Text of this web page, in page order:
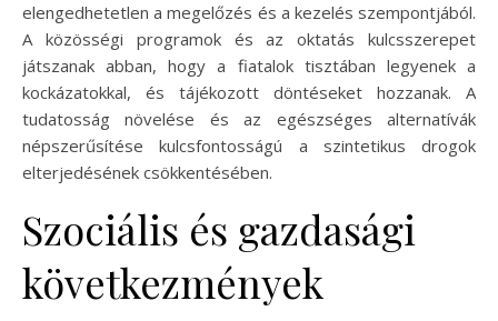
elengedhetetlen a megelőzés és a kezelés szempontjából.
A közösségi programok és az oktatás kulcsszerepet
játszanak abban, hogy a fiatalok tisztában legyenek a
kockázatokkal, és tájékozott döntéseket hozzanak. A
tudatosság növelése és az egészséges alternatívák
népszerűsítése kulcsfontosságú a szintetikus drogok
elterjedésének csökkentésében.
Szociális és gazdasági
következmények